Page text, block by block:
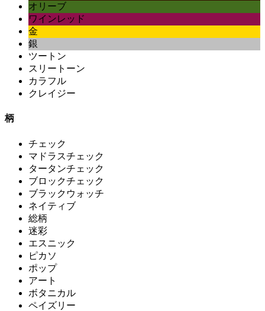
オリーブ
ワインレッド
金
銀
ツートン
スリートーン
カラフル
クレイジー
柄
チェック
マドラスチェック
タータンチェック
ブロックチェック
ブラックウォッチ
ネイティブ
総柄
迷彩
エスニック
ピカソ
ポップ
アート
ボタニカル
ペイズリー